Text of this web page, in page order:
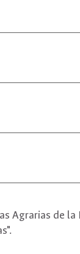
Agrarias de la